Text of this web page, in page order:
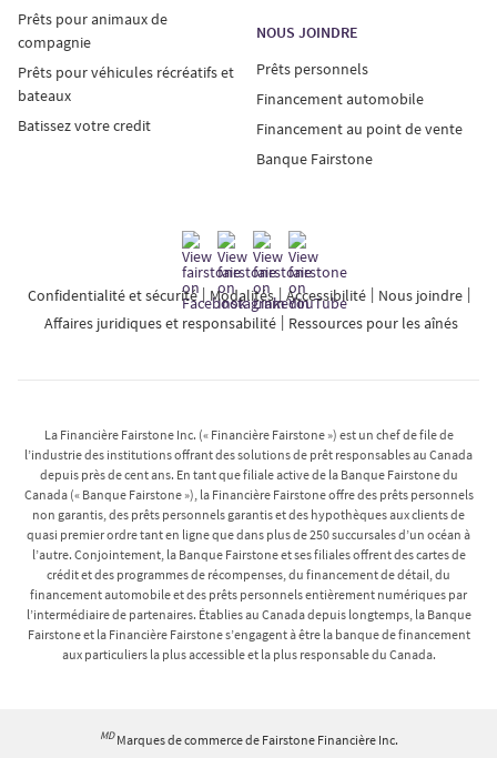
Prêts pour animaux de
compagnie
Prêts pour véhicules récréatifs et
bateaux
Batissez votre credit
NOUS JOINDRE
Prêts personnels
Financement automobile
Financement au point de vente
Banque Fairstone
Confidentialité et sécurité Modalités Accessibilité
Nous joindre
Affaires juridiques et responsabilité
Ressources pour les aînés
La Financière Fairstone Inc. (« Financière Fairstone ») est un chef de file de
l’industrie des institutions offrant des solutions de prêt responsables au Canada
depuis près de cent ans. En tant que filiale active de la Banque Fairstone du
Canada (« Banque Fairstone »), la Financière Fairstone offre des prêts personnels
non garantis, des prêts personnels garantis et des hypothèques aux clients de
quasi premier ordre tant en ligne que dans plus de 250 succursales d’un océan à
l’autre. Conjointement, la Banque Fairstone et ses filiales offrent des cartes de
crédit et des programmes de récompenses, du financement de détail, du
financement automobile et des prêts personnels entièrement numériques par
l’intermédiaire de partenaires. Établies au Canada depuis longtemps, la Banque
Fairstone et la Financière Fairstone s’engagent à être la banque de financement
aux particuliers la plus accessible et la plus responsable du Canada.
MD Marques de commerce de Fairstone Financière Inc.